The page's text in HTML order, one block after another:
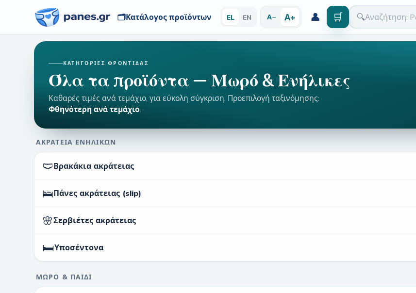
🔍
🗂️Κατάλογος προϊόντων EL EN Α− Α+ 👤 🛒
ΚΑΤΗΓΟΡΊΕΣ ΦΡΟΝΤΊΔΑΣ
Όλα τα προϊόντα — Μωρό & Ενήλικες
Καθαρές τιμές ανά τεμάχιο, για εύκολη σύγκριση. Προεπιλογή ταξινόμησης:
Φθηνότερη ανά τεμάχιο.
ΑΚΡΆΤΕΙΑ ΕΝΗΛΊΚΩΝ
🩲Βρακάκια ακράτειας
🛌Πάνες ακράτειας (slip)
🌸Σερβιέτες ακράτειας
🛏️Υποσέντονα
ΜΩΡΌ & ΠΑΙΔΊ